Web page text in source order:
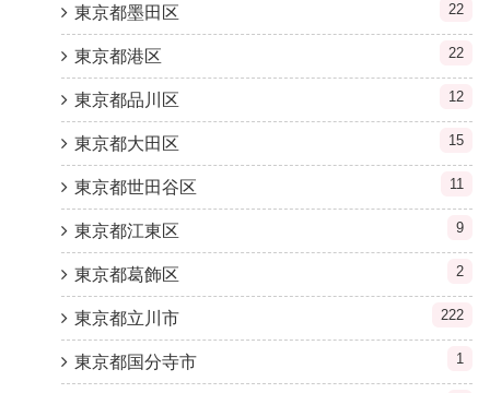
東京都墨田区 22
東京都港区 22
東京都品川区 12
東京都大田区 15
東京都世田谷区 11
東京都江東区 9
東京都葛飾区 2
東京都立川市 222
東京都国分寺市 1